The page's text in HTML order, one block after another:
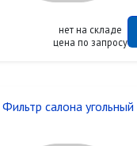
нет на складе
цена по запросу
Фильтр салона угольный